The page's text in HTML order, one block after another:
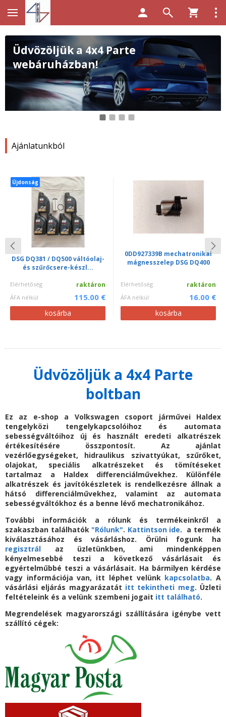
Üdvözöljük a 4x4 Parte
webáruházban!
Ajánlatunkból
Újdonság
DSG DQ381 / DQ500 váltóolaj-
és szűrőcsere-készl...
Elérhetőség raktáron
ÁFA nélkül 115.00 €
kosárba
0DD927339B mechatronikai
mágnesszelep DSG DQ400
Elérhetőség raktáron
ÁFA nélkül 16.00 €
kosárba
Üdvözöljük a 4x4 Parte
boltban
Ez az e-shop a Volkswagen csoport járművei Haldex
tengelyközi tengelykapcsolóihoz és automata
sebességváltóihoz új és használt eredeti alkatrészek
értékesítésére összpontosít. Az ajánlat
vezérlőegységeket, hidraulikus szivattyúkat, szűrőket,
olajokat, speciális alkatrészeket és tömítéseket
tartalmaz a Haldex differenciálművekhez. Különféle
alkatrészek és javítókészletek is rendelkezésre állnak a
hátsó differenciálművekhez, valamint az automata
sebességváltókhoz és a benne lévő mechatronikához.
További információk a rólunk és termékeinkről a
szakaszban találhatók "Rólunk". Kattintson ide. a termék
kiválasztásához és vásárláshoz. Örülni fogunk ha
regisztrál az üzletünkben, ami mindenképpen
kényelmesebbé teszi a következő vásárlásait és
egyértelműbbé teszi a vásárlásait. Ha bármilyen kérdése
vagy információja van, itt léphet velünk kapcsolatba. A
vásárlási eljárás magyarázatát itt tekintheti meg. Üzleti
feltételeink és a velünk szembeni jogait itt található.
Megrendelések magyarországi szállítására igénybe vett
szállító cégek: